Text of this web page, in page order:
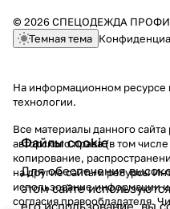
Файлы cookie
Для обеспечения
этом сайте
его использование, вы
© 2026 СПЕЦОДЕЖДА ПРОФИ
Темная тема
На информационном ресурсе
технологии.
Все материалы данного
авторского права (в том
копирование,
на другие сайты и ресурсы
использование информации
согласия правообладателя.